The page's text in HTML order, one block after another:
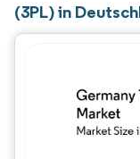
(3PL) in